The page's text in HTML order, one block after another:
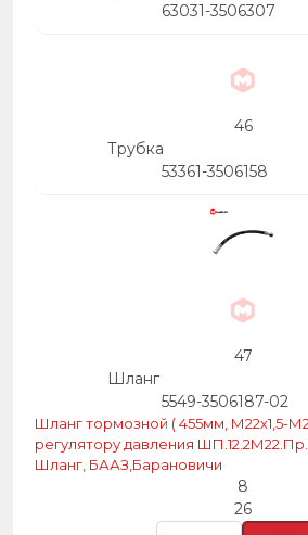
63031-3506307
46
Трубка
53361-3506158
47
Шланг
5549-3506187-02
Шланг тормозной ( 455мм, М22х1,5-
регулятору давления
Шланг, БААЗ,Барановичи
8
26